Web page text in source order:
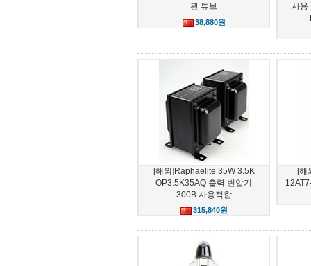
관 튜브
38,880원
사용
[해외]Raphaelite 35W 3.5K
OP3.5K35AQ 출력 변압기
300B 사용적합
315,840원
[해